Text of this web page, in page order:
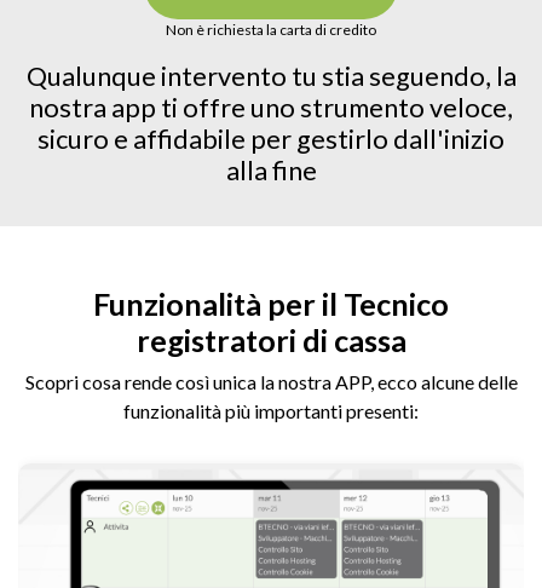
Non è richiesta la carta di credito
Qualunque intervento tu stia seguendo, la
nostra app ti offre uno strumento veloce,
sicuro e affidabile per gestirlo dall'inizio
alla fine
Funzionalità per il Tecnico
registratori di cassa
Scopri cosa rende così unica la nostra APP, ecco alcune delle
funzionalità più importanti presenti: